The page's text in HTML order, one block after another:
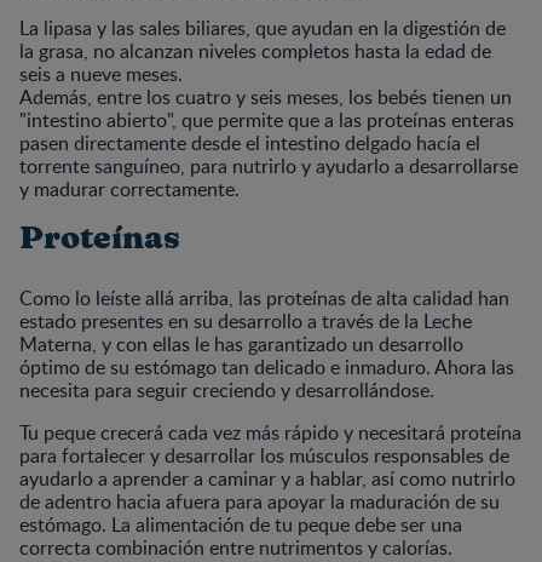
La lipasa y las sales biliares, que ayudan en la digestión de
la grasa, no alcanzan niveles completos hasta la edad de
seis a nueve meses.
Además, entre los cuatro y seis meses, los bebés tienen un
"intestino abierto", que permite que a las proteínas enteras
pasen directamente desde el intestino delgado hacía el
torrente sanguíneo, para nutrirlo y ayudarlo a desarrollarse
y madurar correctamente.
Proteínas
Como lo leíste allá arriba, las proteínas de alta calidad han
estado presentes en su desarrollo a través de la Leche
Materna, y con ellas le has garantizado un desarrollo
óptimo de su estómago tan delicado e inmaduro. Ahora las
necesita para seguir creciendo y desarrollándose.
Tu peque crecerá cada vez más rápido y necesitará proteína
para fortalecer y desarrollar los músculos responsables de
ayudarlo a aprender a caminar y a hablar, así como nutrirlo
de adentro hacia afuera para apoyar la maduración de su
estómago. La alimentación de tu peque debe ser una
correcta combinación entre nutrimentos y calorías.